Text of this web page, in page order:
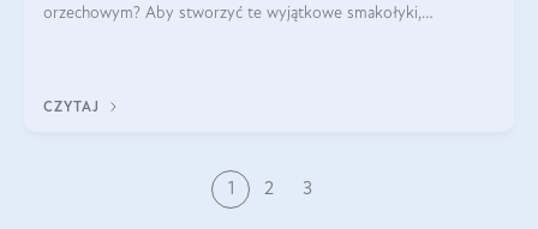
orzechowym? Aby stworzyć te wyjątkowe smakołyki,
CZYTAJ
1 2 3